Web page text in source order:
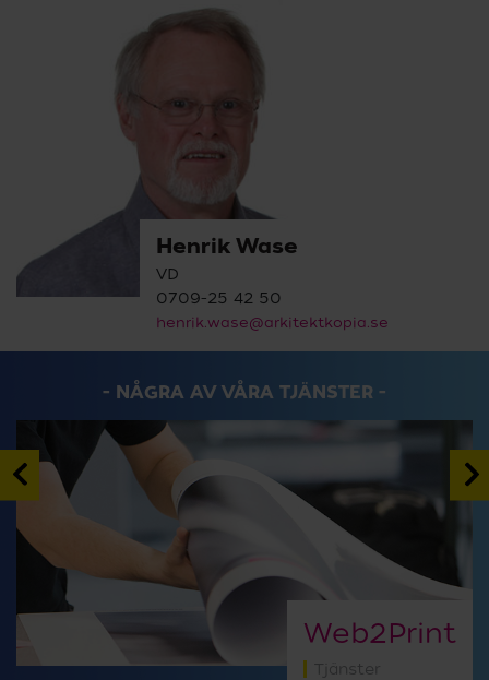
Henrik Wase
VD
0709-25 42 50
henrik.wase@arkitektkopia.se
NÅGRA AV VÅRA TJÄNSTER
Web2Print
Tjänster